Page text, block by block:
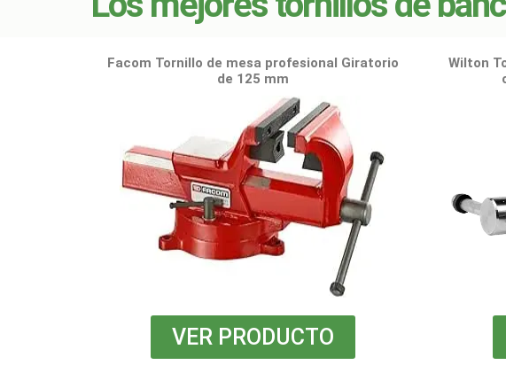
Facom Tornillo de mesa profesional Giratorio
de 125 mm
VER PRODUCTO
Wilton